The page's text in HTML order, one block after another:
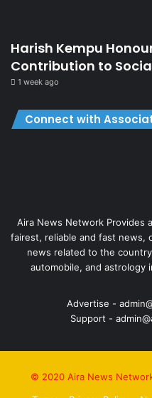
Harish Kempu
Contribution to
1 week ago
Connect with
Aira News Network Provides
fairest, reliable and fast news,
news related to the
automobile, and astrology
Advertise -
Support -
© 2020 Aira News